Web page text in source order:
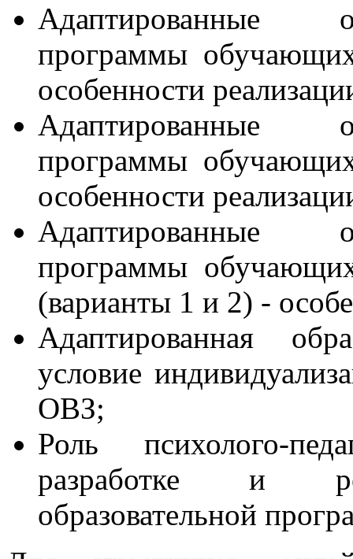
Адаптированные
программы
особенности
Адаптированные
программы
особенности
Адаптированные
программы
(варианты 1 и 2) -
Адаптированная
условие
ОВЗ;
Роль психолого-
разработке и
образовательной